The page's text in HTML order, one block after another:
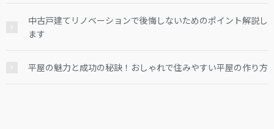
中古戸建てリノベーションで後悔しないためのポイント解説し
ます
平屋の魅力と成功の秘訣！おしゃれで住みやすい平屋の作り方